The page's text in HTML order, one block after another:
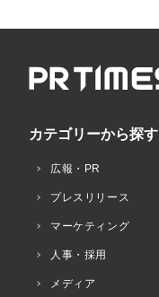
カテゴリーから探す
広報・PR
プレスリリース
マーケティング
人事・採用
メディア